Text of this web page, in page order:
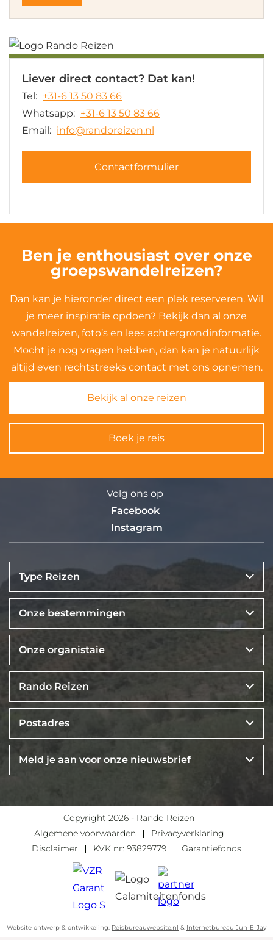
Liever direct contact? Dat kan!
Tel: +31-6 13 50 83 66
Whatsapp: +31-6 13 50 83 66
Email: info@randoreizen.nl
Contactformulier
Ben je enthousiast over onze
groepswandelreizen?
Dan kan je hieronder direct een plek reserveren. Wil
je meer inspiratie opdoen? Bekijk dan al onze
wandelreizen, foto’s en lees achtergrondinformatie.
Mocht je nog vragen hebben, dan kan je natuurlijk
altijd even rechtstreeks contact met ons opnemen.
Bekijk al onze reizen
Boek je reis
Volg ons op
Facebook
Instagram
Type Reizen
Onze bestemmingen
Onze organistaie
Rando Reizen
Postadres
Meld je aan voor onze nieuwsbrief
Copyright 2026 - Rando Reizen
Algemene voorwaarden
Privacyverklaring
Disclaimer
KVK nr: 93829779 Garantiefonds
Website ontwerp & ontwikkeling: Reisbureauwebsite.nl & Internetbureau Jun-E-Jay